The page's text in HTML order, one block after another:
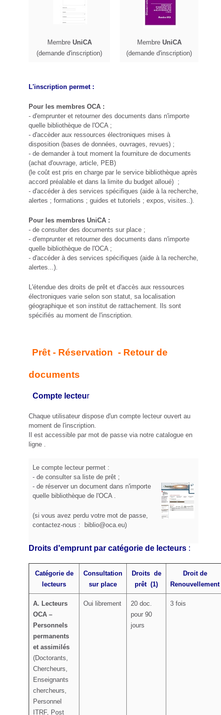
Membre UniCA
(demande d'inscription)
Membre UniCA
(demande d'inscription)
L'inscription permet :
Pour les membres OCA :
- d'emprunter et retourner des documents dans n'importe
quelle bibliothèque de l'OCA ;
- d'accèder aux ressources électroniques mises à
disposition (bases de données, ouvrages, revues) ;
- de demander à tout moment la fourniture de documents
(achat d'ouvrage, article, PEB)
(le coût est pris en charge par le service bibliothèque après
accord préalable et dans la limite du budget alloué) ;
- d'accéder à des services spécifiques (aide à la recherche,
alertes ; formations ; guides et tutoriels ; expos, visites..).
Pour les membres UniCA :
- de consulter des documents sur place ;
- d'emprunter et retourner des documents dans n'importe
quelle bibliothèque de l'OCA ;
- d'accéder à des services spécifiques (aide à la recherche,
alertes...).
L'étendue des droits de prêt et d'accès aux ressources
électroniques varie selon son statut, sa localisation
géographique et son institut de rattachement. Ils sont
spécifiés au moment de l'inscription.
Prêt - Réservation - Retour de
documents
Compte lecteur
Chaque utilisateur dispose d'un compte lecteur ouvert au
moment de l'inscription.
Il est accessible par mot de passe via notre catalogue en
ligne .
Le compte lecteur permet :
- de consulter sa liste de prêt ;
- de réserver un document dans n'importe
quelle bibliothèque de l'OCA .
(si vous avez perdu votre mot de passe,
contactez-nous : biblio@oca.eu)
Droits d'emprunt par catégorie de lecteurs :
Catégorie de
lecteurs
Consultation
sur place
Droits de
prêt (1)
Droit de
Renouvellement
A. Lecteurs
OCA –
Personnels
permanents
et assimilés
(Doctorants,
Chercheurs,
Enseignants
chercheurs,
Personnel
ITRF, Post
Oui librement
20 doc.
pour 90
jours
3 fois